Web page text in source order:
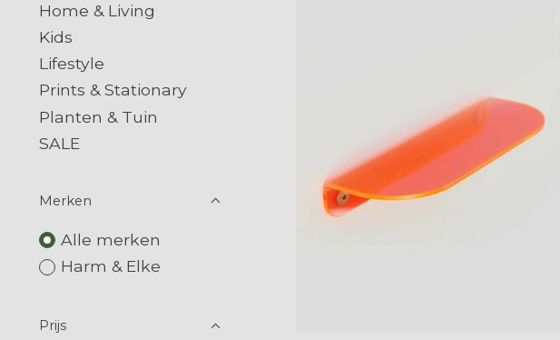
Home & Living
Kids
Lifestyle
Prints & Stationary
Planten & Tuin
SALE
Merken
Alle merken
Harm & Elke
Prijs